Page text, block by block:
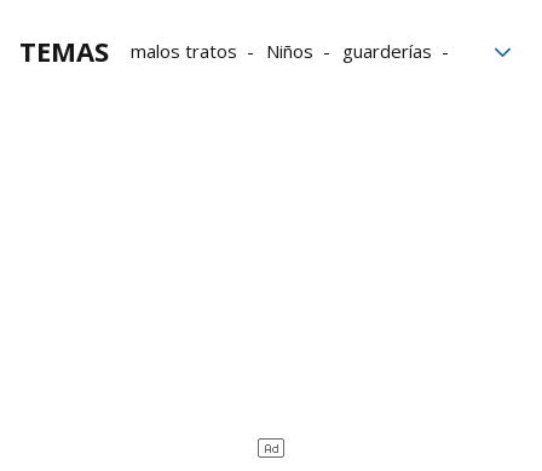
TEMAS malos tratos Niños
guarderías